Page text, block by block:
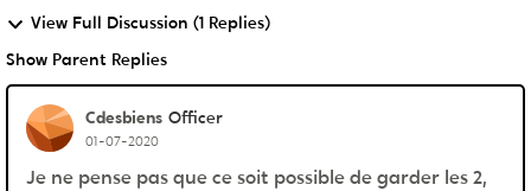
View Full Discussion (1 Replies)
Show Parent Replies
Cdesbiens Officer
01-07-2020
Je ne pense pas que ce soit possible de garder les 2,